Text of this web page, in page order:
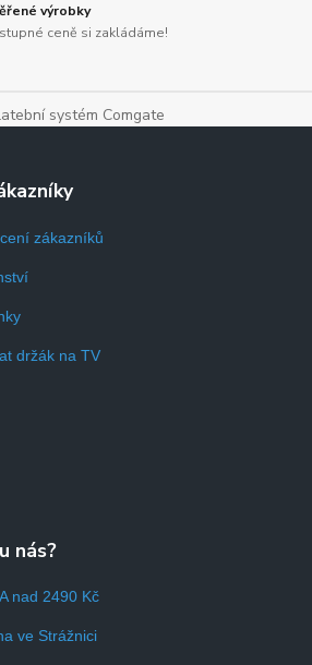
výrobky
ceně si zakládáme!
zákazníků
držák na TV
nás?
nad 2490 Kč
ve Strážnici